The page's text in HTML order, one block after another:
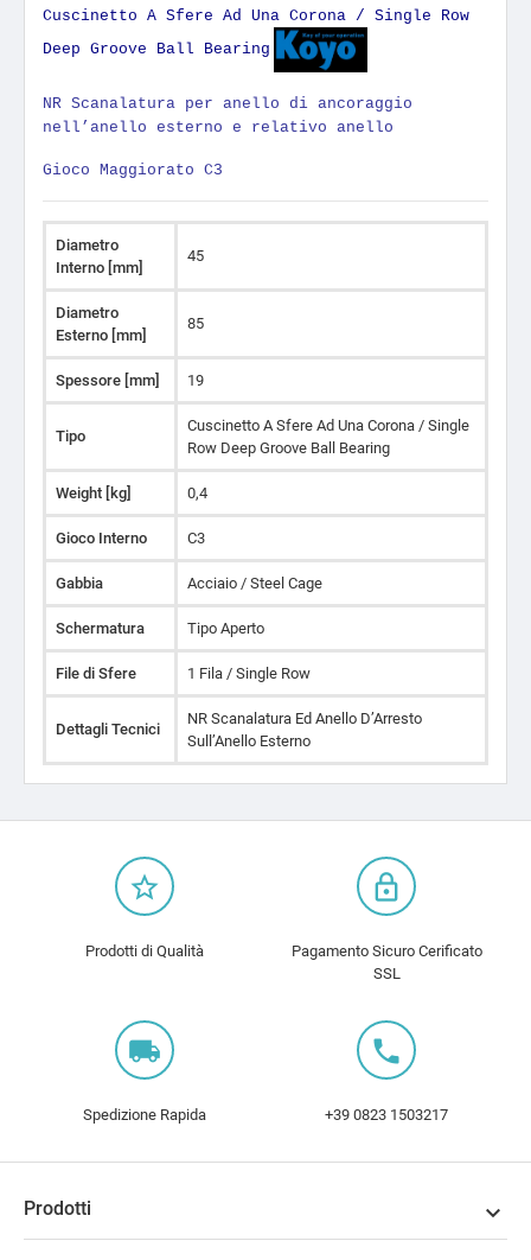
Cuscinetto A Sfere Ad Una Corona / Single Row
Deep Groove Ball Bearing
NR Scanalatura per anello di ancoraggio
nell’anello esterno e relativo anello
Gioco Maggiorato C3
Diametro
Interno [mm]
45
Diametro
Esterno [mm]
85
Spessore [mm] 19
Tipo
Cuscinetto A Sfere Ad Una Corona / Single
Row Deep Groove Ball Bearing
Weight [kg] 0,4
Gioco Interno C3
Gabbia Acciaio / Steel Cage
Schermatura Tipo Aperto
File di Sfere 1 Fila / Single Row
Dettagli Tecnici
NR Scanalatura Ed Anello D’Arresto
Sull’Anello Esterno
star_border
Prodotti di Qualità
lock_outline
Pagamento Sicuro Cerificato
SSL
local_shipping
Spedizione Rapida
local_phone
+39 0823 1503217
Prodotti 